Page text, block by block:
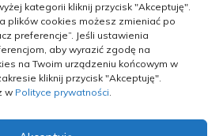
kategorii kliknij przycisk "Akceptuję".
plików cookies możesz zmieniać po
preferencje”. Jeśli ustawienia
aby wyrazić zgodę na
na Twoim urządzeniu końcowym w
kliknij przycisk "Akceptuję".
w Polityce prywatności.
Blachy oraz blachowkręty –
kapitalne połączenie
14 kwietnia 2021
W jakim miejscu zakupić fotele,
do biura?